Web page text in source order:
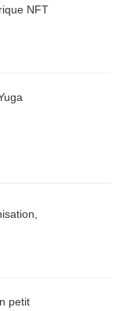
NFT
petit